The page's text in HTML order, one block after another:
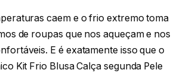
caem e o frio extremo toma
de roupas que nos aqueçam e nos
E é exatamente isso que o
Kit Frio Blusa Calça segunda Pele